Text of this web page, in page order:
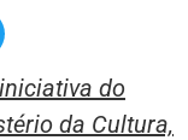
do
da Cultura,